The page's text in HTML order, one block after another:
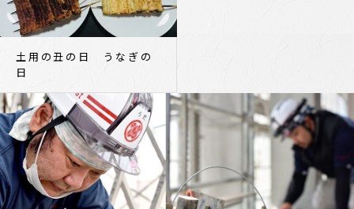
土用の丑の日 うなぎの
日